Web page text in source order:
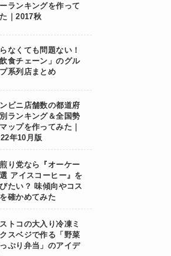
ランキングを作って
｜2017秋
なくても問題ない！
飲食チェーン」のグル
系列店まとめ
ビニ店舗数の都道府
ランキング＆全国勢
ップを作ってみた｜
年10月版
り党なら『オーケー
アイスコーヒー』を
たい？ 味傾向やコス
確かめてみた
トコの大入り冷凍ミ
スベジで作る「野菜
ぷり弁当」のアイデ